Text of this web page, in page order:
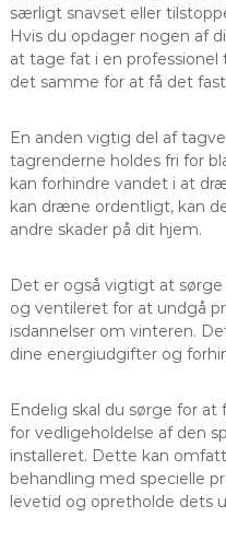
særligt snavset eller
Hvis du opdager nogen af
at tage fat i en
det samme for at få det
En anden vigtig del af
tagrenderne holdes fri for
kan forhindre vandet i at
kan dræne ordentligt, kan
andre skader på dit hjem.
Det er også vigtigt at
og ventileret for at undgå
isdannelser om vinteren.
dine energiudgifter og
Endelig skal du sørge for
for vedligeholdelse af den
installeret. Dette kan
behandling med specielle
levetid og opretholde dets